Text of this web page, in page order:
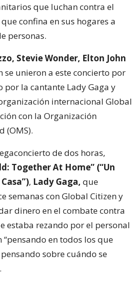
que luchan contra el
confina en sus hogares a
personas.
Stevie Wonder, Elton John
se unieron a este concierto por
la cantante Lady Gaga y
internacional Global
con la Organización
(OMS).
de dos horas,
Together At Home” (“Un
, Lady Gaga, que
semanas con Global Citizen y
dinero en el combate contra
estaba rezando por el personal
en todos los que
sobre cuándo se